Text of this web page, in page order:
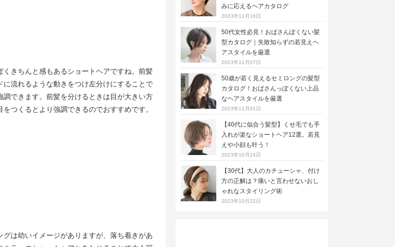
くきちんと感もあるショートヘアですね。前髪
に流れるような動きをつけ左分けにすることで
調できます。前髪を分けるときは目が大きい方
をつくるとより強調できるのでおすすめです。
グは幼いイメージがありますが、落ち着きがあ
みに応えるヘアカタログ
2023年11月16日
50代女性必見！おばさんぽくない髪
型カタログ｜失敗知らずの若見えヘ
アスタイルを厳選
2023年11月07日
50歳が若く見えるセミロングの髪型
カタログ！おばさんっぽくない上品
なヘアスタイルを厳選
2023年11月01日
【40代に似合う髪型】くせ毛でも手
入れが楽なショートヘア12選。若見
えや小顔も叶う！
2023年10月24日
【30代】大人のカチューシャ、付け
方の正解は？痛いと言わせないおし
ゃれなスタイリング術
2023年10月22日